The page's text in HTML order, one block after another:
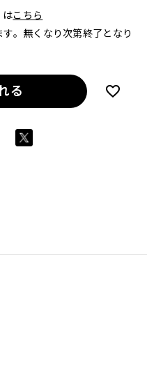
はこちら
。無くなり次第終了となり
る